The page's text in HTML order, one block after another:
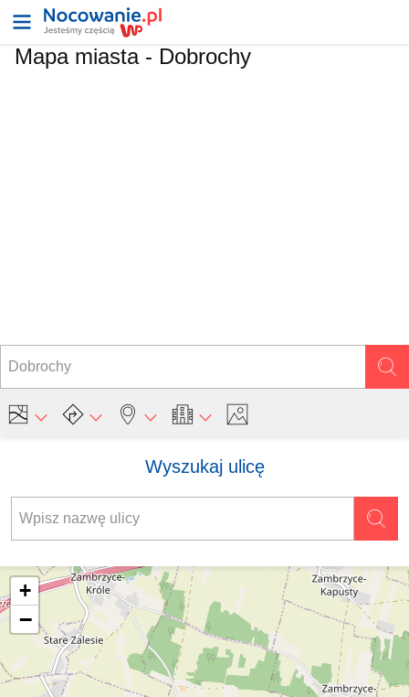
Mapa miasta - Dobrochy
Wyszukaj ulicę
+
−